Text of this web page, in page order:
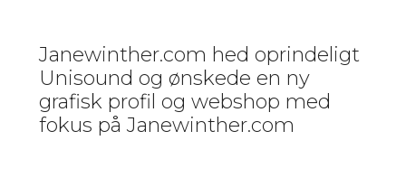
Janewinther.com hed oprindeligt
Unisound og ønskede en ny
grafisk profil og webshop med
fokus på Janewinther.com